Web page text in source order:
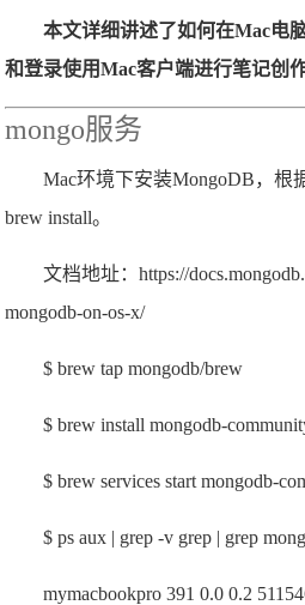
本文详细讲述了如何在Mac电
和登录使用Mac客户端进行笔记创作
mongo服务
Mac环境下安装MongoDB，根
brew install。
文档地址：https://
mongodb-on-os-x/
$ brew tap mongodb/brew
$ brew install mongodb-
$ brew services start mongodb-
$ ps aux | grep -v grep | grep
mymacbookpro 391 0.0 0.2